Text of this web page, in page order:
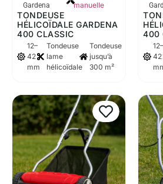
Gardena
manuelle
TONDEUSE
HÉLICOÏDALE GARDENA
400 CLASSIC
12–
42
mm
Tondeuse
lame
hélicoïdale
Tondeuse
jusqu’à
300 m²
400
12–
42